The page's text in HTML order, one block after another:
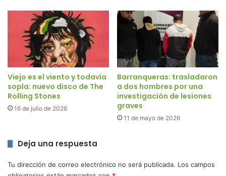
Viejo es el viento y todavía
sopla: nuevo disco de The
Rolling Stones
16 de julio de 2026
Barranqueras: trasladaron
a dos hombres por una
investigación de lesiones
graves
11 de mayo de 2026
Deja una respuesta
Tu dirección de correo electrónico no será publicada. Los campos